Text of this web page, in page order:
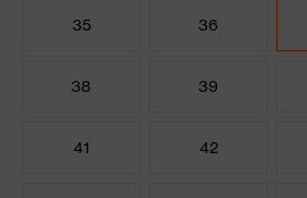
35 36
38 39
41 42